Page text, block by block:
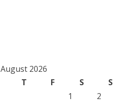
August 2026
T F S
S
1
2